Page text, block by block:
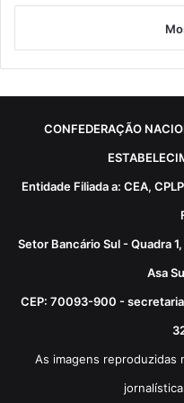
CONFEDERAÇÃO
Entidade Filiada a: CEA,
Setor Bancário Sul - Quadra
Asa
CEP: 70093-900 -
As imagens reproduzidas